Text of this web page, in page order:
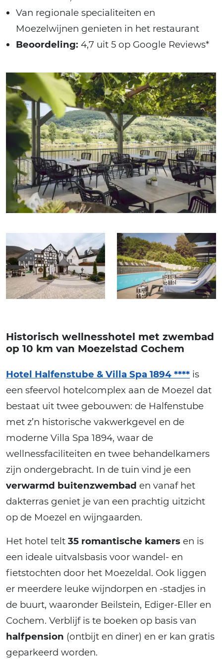
Van regionale specialiteiten en
Moezelwijnen genieten in het restaurant
Beoordeling: 4,7 uit 5 op Google Reviews*
Historisch wellnesshotel met zwembad
op 10 km van Moezelstad Cochem
Hotel Halfenstube & Villa Spa 1894 **** is
een sfeervol hotelcomplex aan de Moezel dat
bestaat uit twee gebouwen: de Halfenstube
met z’n historische vakwerkgevel en de
moderne Villa Spa 1894, waar de
wellnessfaciliteiten en twee behandelkamers
zijn ondergebracht. In de tuin vind je een
verwarmd buitenzwembad en vanaf het
dakterras geniet je van een prachtig uitzicht
op de Moezel en wijngaarden.
Het hotel telt 35 romantische kamers en is
een ideale uitvalsbasis voor wandel- en
fietstochten door het Moezeldal. Ook liggen
er meerdere leuke wijndorpen en -stadjes in
de buurt, waaronder Beilstein, Ediger-Eller en
Cochem. Verblijf is te boeken op basis van
halfpension (ontbijt en diner) en er kan gratis
geparkeerd worden.